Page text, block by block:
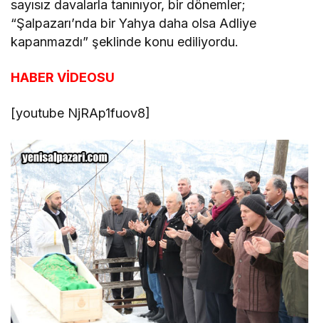
sayısız davalarla tanınıyor, bir dönemler;
“Şalpazarı’nda bir Yahya daha olsa Adliye
kapanmazdı” şeklinde konu ediliyordu.
HABER VİDEOSU
[youtube NjRAp1fuov8]